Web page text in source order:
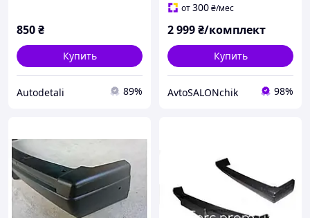
850₴
Купить
Autodetali 89%
от300₴/мес
2 999₴/комплект
Купить
AvtoSALONchik 98%